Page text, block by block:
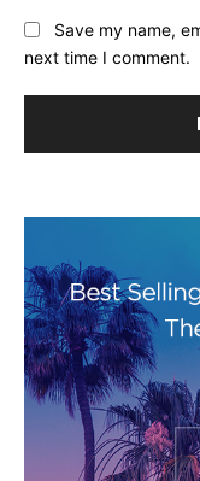
Save my name,
next time I comment.